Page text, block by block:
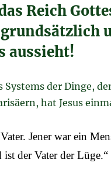
Reich
aussieht!
Systems der Dinge,
hat Jesus
Jener war ein
der Vater der